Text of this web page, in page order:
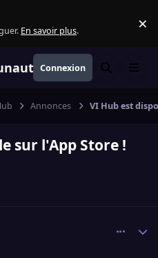
En savoir plus. ×
GTA VI
Connexion Rechercher
Menu
Annonces VI Hub est
sur l'App Store !